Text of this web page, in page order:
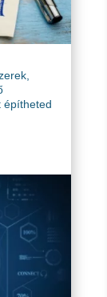
építheted